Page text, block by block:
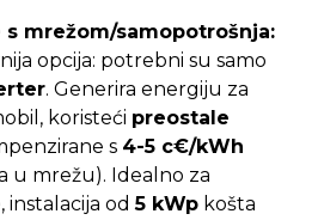
s mrežom/samopotrošnja:
opcija: potrebni su samo
. Generira energiju za
koristeći preostale
s 4-5 c€/kWh
u mrežu). Idealno za
instalacija od5 kWp košta